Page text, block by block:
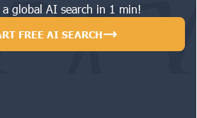
a global AI search in 1 min!
FREE AI SEARCH